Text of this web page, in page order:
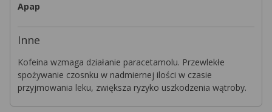
Apap
Inne
Kofeina wzmaga działanie paracetamolu. Przewlekłe
spożywanie czosnku w nadmiernej ilości w czasie
przyjmowania leku, zwiększa ryzyko uszkodzenia wątroby.